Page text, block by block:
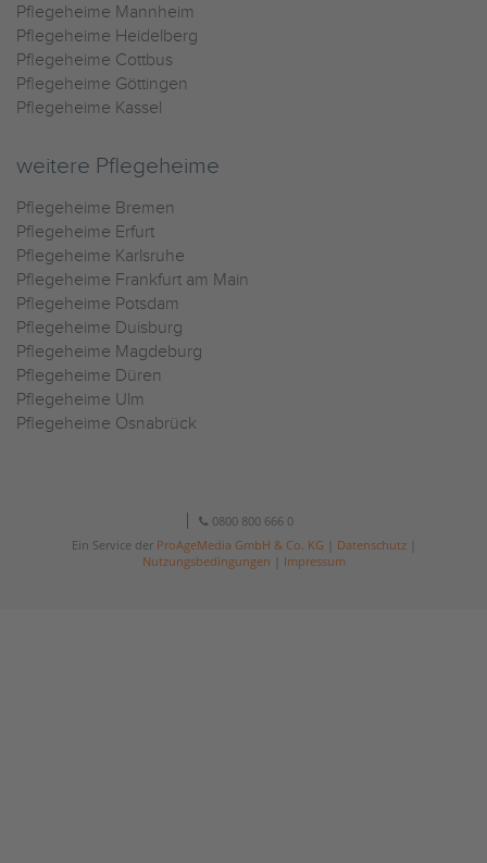
Pflegeheime Mannheim
Pflegeheime Heidelberg
Pflegeheime Cottbus
Pflegeheime Göttingen
Pflegeheime Kassel
weitere Pflegeheime
Pflegeheime Bremen
Pflegeheime Erfurt
Pflegeheime Karlsruhe
Pflegeheime Frankfurt am Main
Pflegeheime Potsdam
Pflegeheime Duisburg
Pflegeheime Magdeburg
Pflegeheime Düren
Pflegeheime Ulm
Pflegeheime Osnabrück
0800 800 666 0
Ein Service der ProAgeMedia GmbH & Co. KG Datenschutz|
Nutzungsbedingungen
Impressum